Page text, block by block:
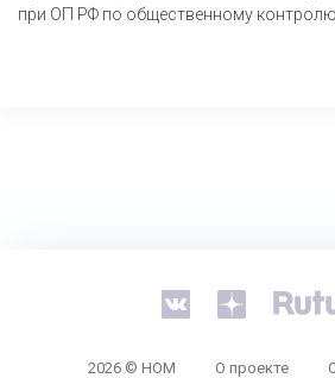
при ОП РФ по общественному
2026 © НОМ О проекте